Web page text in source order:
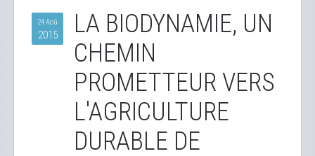
24 Aoû
2015
LA BIODYNAMIE, UN
CHEMIN
PROMETTEUR VERS
L'AGRICULTURE
DURABLE DE